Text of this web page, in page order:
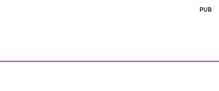
PUB